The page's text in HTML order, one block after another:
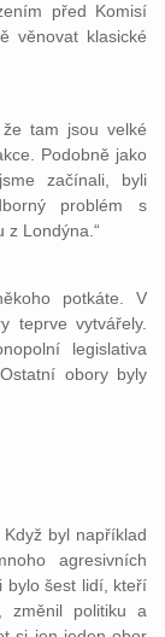
před Komisí
věnovat klasické
tam jsou velké
Podobně jako
začínali, byli
problém s
z Londýna.“
potkáte. V
teprve vytvářely.
legislativa
obory byly
byl například
agresivních
bylo šest lidí, kteří
změnil politiku a